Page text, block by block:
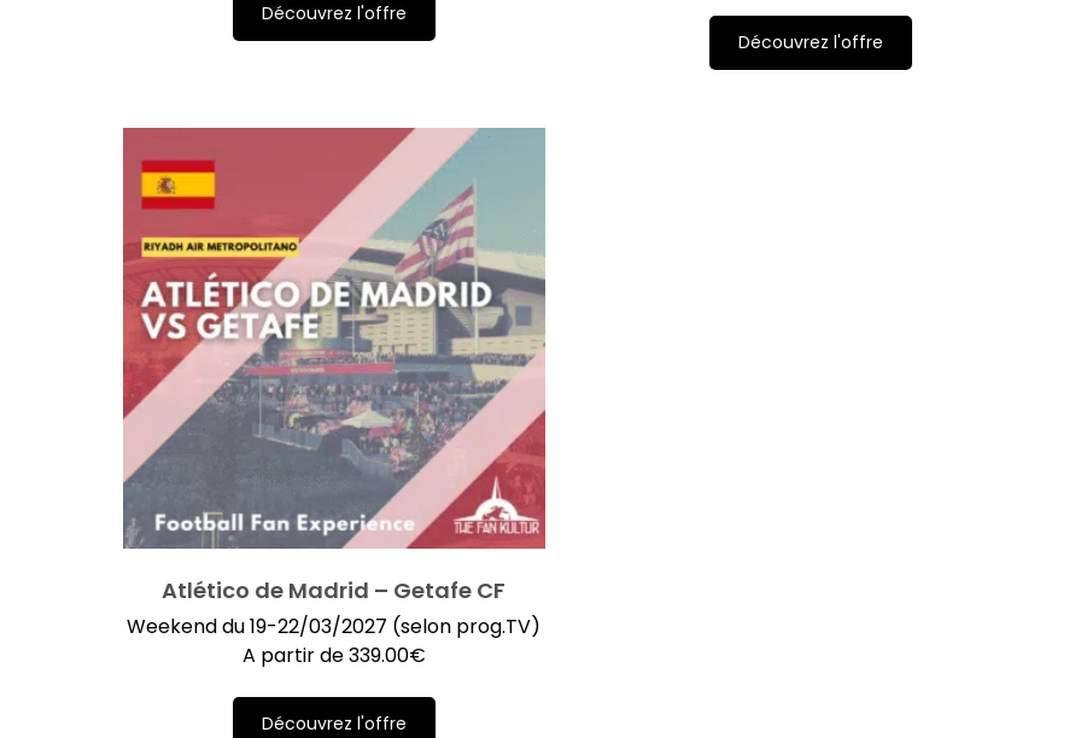
Découvrez l'offre
Découvrez l'offre
Atlético de Madrid – Getafe CF
Weekend du 19-22/03/2027 (selon prog.TV)
A partir de339.00€
Découvrez l'offre